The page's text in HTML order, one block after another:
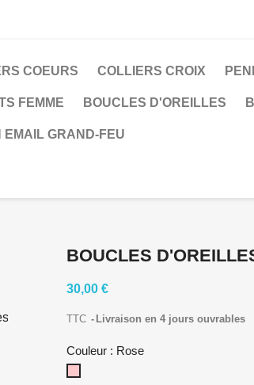
COEURS COLLIERS CROIX
FEMME BOUCLES D'OREILLES
GRAND-FEU
BOUCLES
30,00 €
TTC Livraison en 4 jours ouvrables
Couleur : Rose